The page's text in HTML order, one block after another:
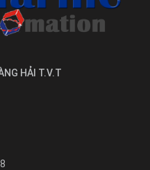
HẢI T.V.T